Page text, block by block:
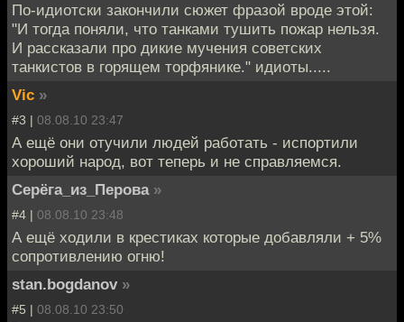
По-идиотски закончили сюжет фразой вроде этой:
"И тогда поняли, что танками тушить пожар нельзя.
И рассказали про дикие мучения советских
танкистов в горящем торфянике." идиоты.....
Vic »
#3 | 08.08.10 23:47
А ещё они отучили людей работать - испортили
хороший народ, вот теперь и не справляемся.
Серёга_из_Перова »
#4 | 08.08.10 23:48
А ещё ходили в крестиках которые добавляли + 5%
сопротивлению огню!
stan.bogdanov »
#5 | 08.08.10 23:50